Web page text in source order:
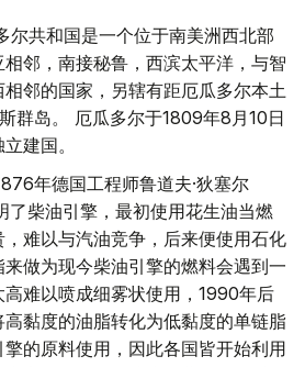
尔共和国是一个位于南美洲西北部
邻，南接秘鲁，西滨太平洋，与智
邻的国家，另辖有距厄瓜多尔本土
群岛。 厄瓜多尔于1809年8月10日
建国。
年德国工程师鲁道夫·狄塞尔
了柴油引擎，最初使用花生油当燃
难以与汽油竞争，后来便使用石化
做为现今柴油引擎的燃料会遇到一
难以喷成细雾状使用，1990年后
黏度的油脂转化为低黏度的单链脂
的原料使用，因此各国皆开始利用